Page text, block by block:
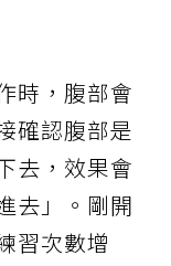
時，腹部會
確認腹部是
去，效果會
去」。剛開
習次數增